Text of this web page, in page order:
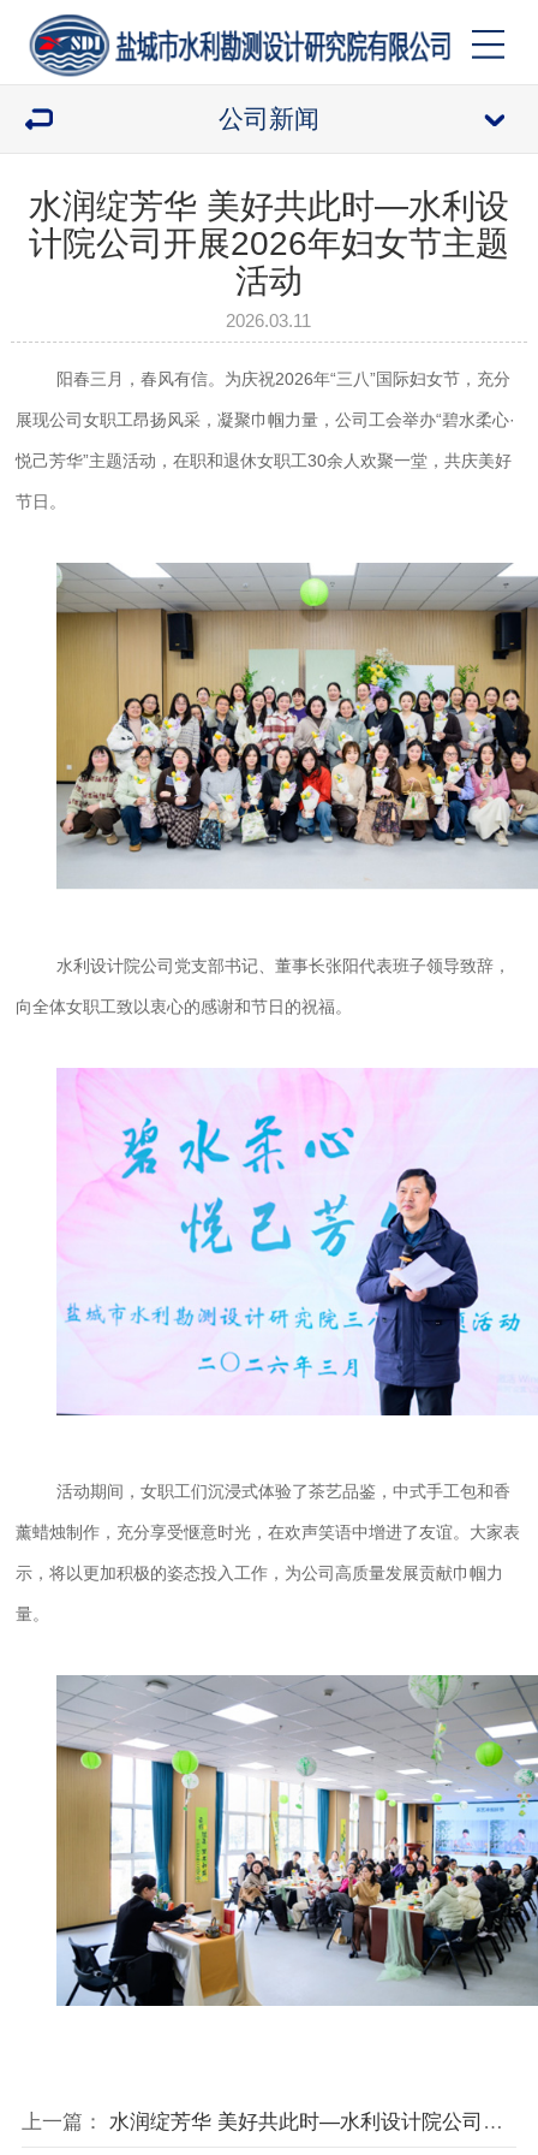
公司新闻
水润绽芳华 美好共此时—水利设
计院公司开展2026年妇女节主题
活动
2026.03.11
阳春三月，春风有信。为庆祝2026年“三八”国际妇女节，充分
展现公司女职工昂扬风采，凝聚巾帼力量，公司工会举办“碧水柔心·
悦己芳华”主题活动，在职和退休女职工30余人欢聚一堂，共庆美好
节日。
水利设计院公司党支部书记、董事长张阳代表班子领导致辞，
向全体女职工致以衷心的感谢和节日的祝福。
活动期间，女职工们沉浸式体验了茶艺品鉴，中式手工包和香
薰蜡烛制作，充分享受惬意时光，在欢声笑语中增进了友谊。大家表
示，将以更加积极的姿态投入工作，为公司高质量发展贡献巾帼力
量。
上一篇： 水润绽芳华 美好共此时—水利设计院公司开展2026年妇女节主题活动